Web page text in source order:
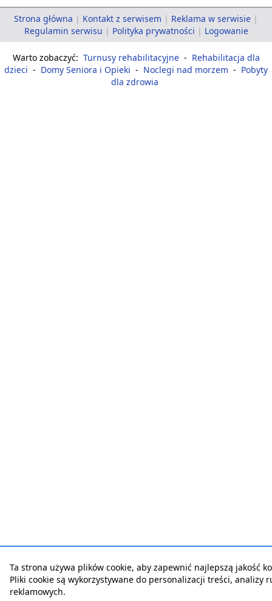
Strona główna | Kontakt z serwisem | Reklama w serwisie |
Regulamin serwisu | Polityka prywatności | Logowanie
Warto zobaczyć: Turnusy rehabilitacyjne - Rehabilitacja dla
dzieci - Domy Seniora i Opieki - Noclegi nad morzem - Pobyty
dla zdrowia
Ta strona używa plików cookie, aby zapewnić najlepszą jakość
Pliki cookie są wykorzystywane do personalizacji treści, analizy
reklamowych.